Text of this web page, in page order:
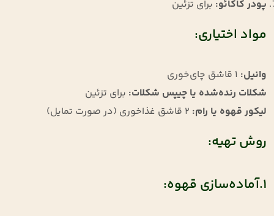
پودر کاکائو: برای تزئین
مواد اختیاری:
وانیل: قاشق چای‌خوری
شکلات رنده‌شده یا چیپس شکلات: برای تزئین
لیکور قهوه یا رام: قاشق غذاخوری (در صورت تمایل)
روش تهیه:
1.آماده‌سازی قهوه: